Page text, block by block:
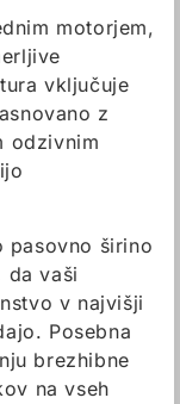
motorjem,
vključuje
z
odzivnim
pasovno širino
da vaši
v najvišji
Posebna
brezhibne
na vseh